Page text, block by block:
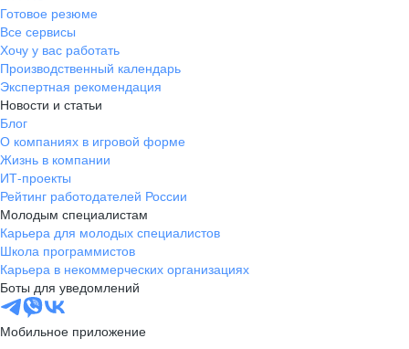
Готовое резюме
Все сервисы
Хочу у вас работать
Производственный календарь
Экспертная рекомендация
Новости и статьи
Блог
О компаниях в игровой форме
Жизнь в компании
ИТ-проекты
Рейтинг работодателей России
Молодым специалистам
Карьера для молодых специалистов
Школа программистов
Карьера в некоммерческих организациях
Боты для уведомлений
Мобильное приложение